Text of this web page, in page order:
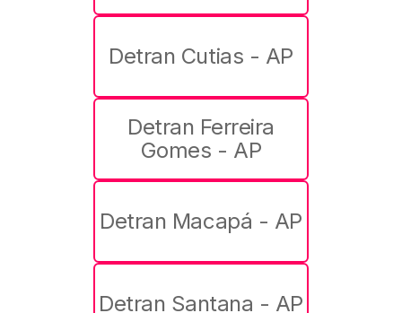
Detran Cutias - AP
Detran Ferreira
Gomes - AP
Detran Macapá - AP
Detran Santana - AP